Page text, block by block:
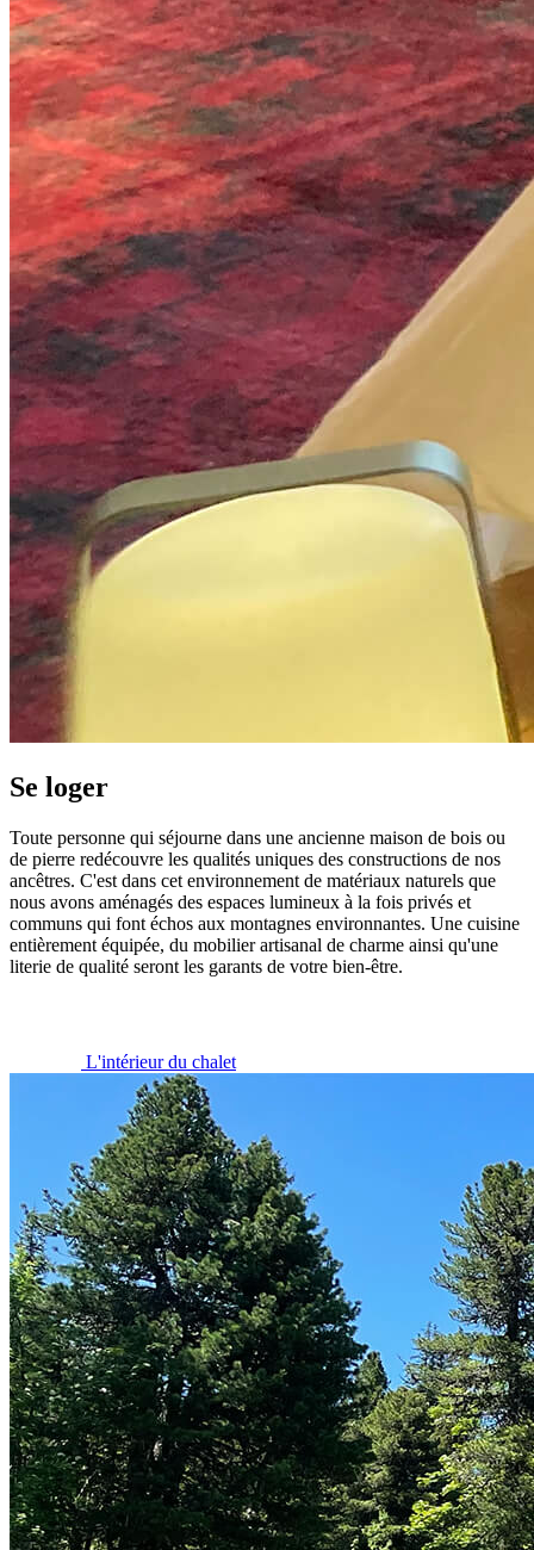
Se loger
Toute personne qui séjourne dans une ancienne maison de bois ou
de pierre redécouvre les qualités uniques des constructions de nos
ancêtres. C'est dans cet environnement de matériaux naturels que
nous avons aménagés des espaces lumineux à la fois privés et
communs qui font échos aux montagnes environnantes. Une cuisine
entièrement équipée, du mobilier artisanal de charme ainsi qu'une
literie de qualité seront les garants de votre bien-être.
L'intérieur du chalet